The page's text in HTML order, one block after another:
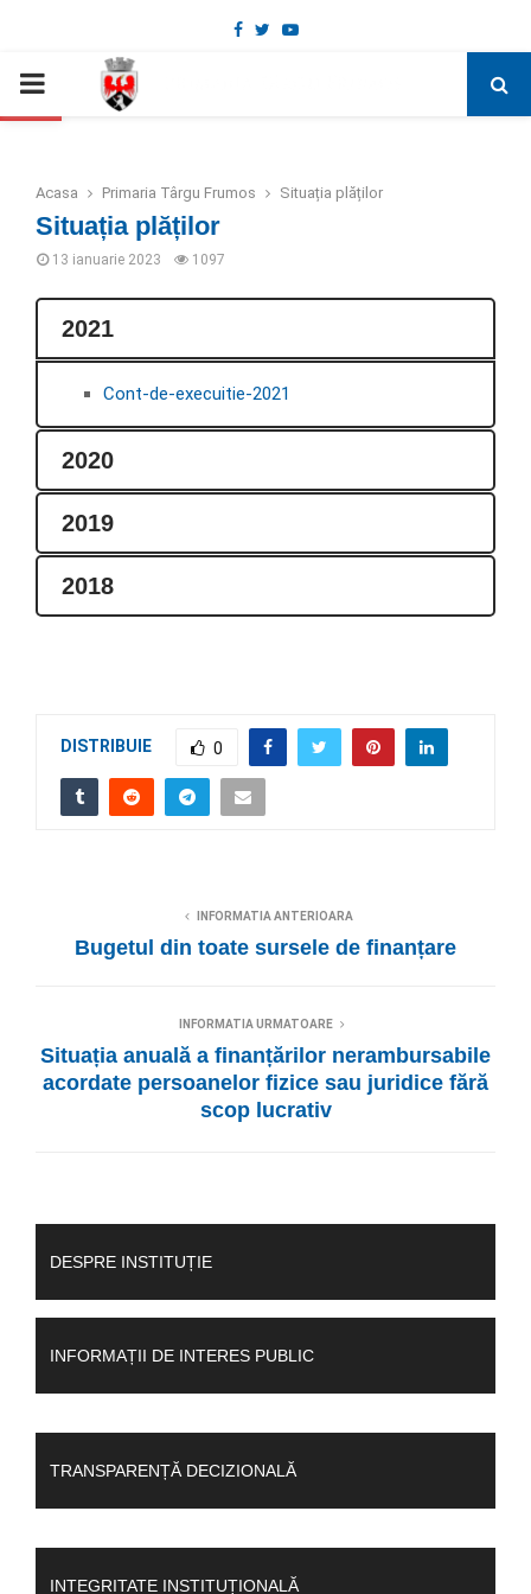
Deschide bara de unelte
Facebook
TwitterYoutube
PRIMARY
Acasa Primaria Târgu Frumos Situația plăților
Situația plăților
13 ianuarie 2023 1097
2021
Cont-de-execuitie-2021
2020
2019
2018
DISTRIBUIE 0
INFORMATIA ANTERIOARA
Bugetul din toate sursele de finanțare
INFORMATIA URMATOARE
Situația anuală a finanțărilor nerambursabile
acordate persoanelor fizice sau juridice fără
scop lucrativ
DESPRE INSTITUȚIE
INFORMAȚII DE INTERES PUBLIC
TRANSPARENȚĂ DECIZIONALĂ
INTEGRITATE INSTITUȚIONALĂ